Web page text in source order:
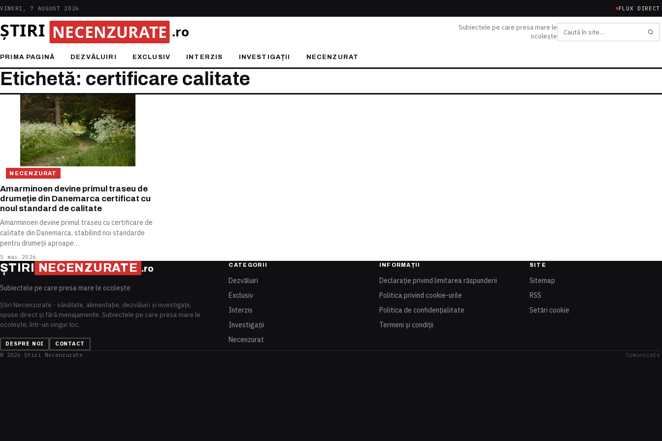
VINERI, 7 AUGUST 2026 FLUX DIRECT
Subiectele pe care presa mare le
ocolește
Caută
PRIMA PAGINĂ DEZVĂLUIRI EXCLUSIV INTERZIS INVESTIGAȚII NECENZURAT
Etichetă: certificare calitate
NECENZURAT
Amarminoen devine primul traseu de
drumeție din Danemarca certificat cu
noul standard de calitate
Amarminoen devine primul traseu cu certificare de
calitate din Danemarca, stabilind noi standarde
pentru drumeții aproape…
5 mai 2026
ȘTIRI NECENZURATE .ro
Subiectele pe care presa mare le ocolește
Știri Necenzurate - sănătate, alimentație, dezvăluiri și investigații,
spuse direct și fără menajamente. Subiectele pe care presa mare le
ocolește, într-un singur loc.
DESPRE NOI CONTACT
CATEGORII
Dezvăluiri
Exclusiv
Interzis
Investigații
Necenzurat
INFORMAȚII
Declarație privind limitarea răspunderii
Politica privind cookie-urile
Politica de confidențialitate
Termeni și condiții
SITE
Sitemap
RSS
Setări cookie
© 2026 Știri Necenzurate Comunicate